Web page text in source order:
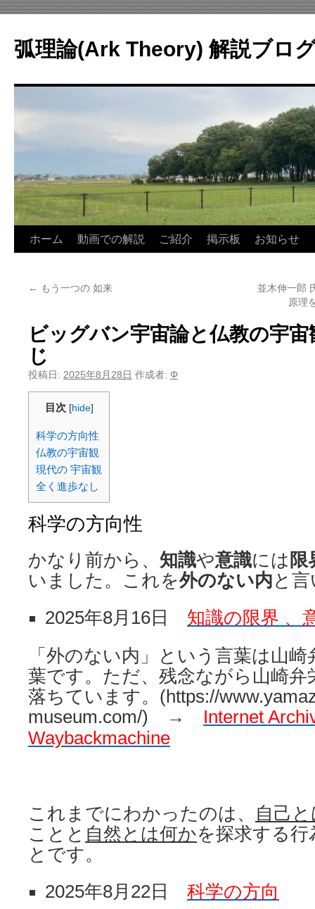
テ
ン
へ
キ
プ
弧理論(Ark Theory) 解説ブロ
ホーム 動画での解説 ご紹介 掲示板 お知らせ
← もう一つの 如来
並木伸一郎
原理
ビッグバン宇宙論と仏教の宇
じ
投稿日: 2025年8月28日 作成者: Φ
目次 [hide]
科学の方向性
仏教の宇宙観
現代の 宇宙観
全く進歩なし
科学の方向性
かなり前から、 知識や意識には 限
いました。これを外のない内と
2025年8月16日 知識の限界 、
「外のない内」という言葉は山
葉です。ただ、残念ながら山崎
落ちています。(https://
museum.com/) → Internet
Waybackmachine
これまでにわかったのは、
自己
ことと 自然とは何かを探求する
とです。
2025年8月22日 科学の方向